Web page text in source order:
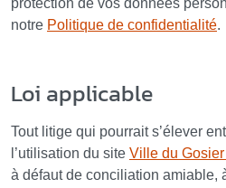
protection de vos données
notre Politique de confidentialité.
Loi applicable
Tout litige qui pourrait s’élever
l’utilisation du site Ville du
à défaut de conciliation amiable,